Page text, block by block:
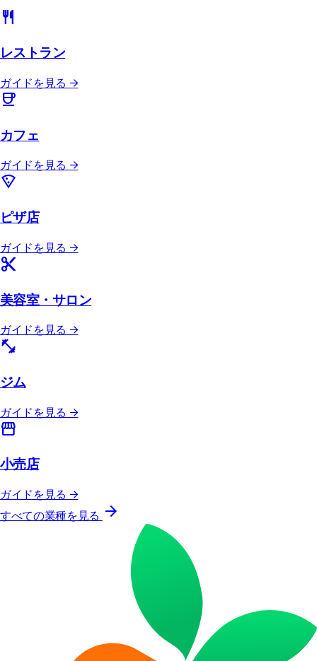
restaurant
レストラン
ガイドを見る →
coffee
カフェ
ガイドを見る →
local_pizza
ピザ店
ガイドを見る →
content_cut
美容室・サロン
ガイドを見る →
fitness_center
ジム
ガイドを見る →
storefront
小売店
ガイドを見る →
すべての業種を見る arrow_forward